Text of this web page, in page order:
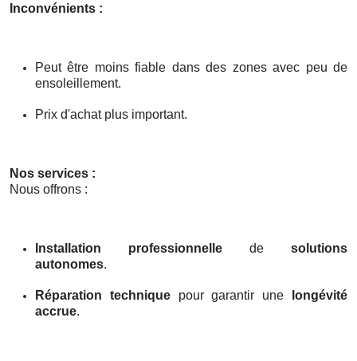
Inconvénients :
Peut être moins fiable dans des zones avec peu de
ensoleillement.
Prix d'achat plus important.
Nos services :
Nous offrons :
Installation professionnelle de solutions
autonomes.
Réparation techniquepour garantir une
longévité
accrue.